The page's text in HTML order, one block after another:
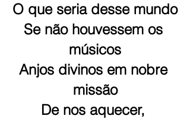
O que seria desse mundo
Se não houvessem os
músicos
Anjos divinos em nobre
missão
De nos aquecer,